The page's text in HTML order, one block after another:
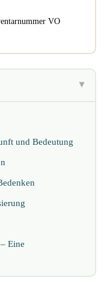
VO
▶
und Bedeutung
Eine